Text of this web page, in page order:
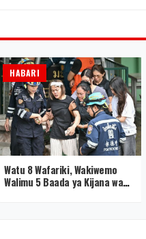
HABARI
Watu 8 Wafariki, Wakiwemo
Walimu 5 Baada ya Kijana wa